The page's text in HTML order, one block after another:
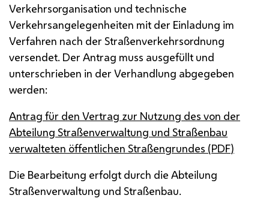
Verkehrsorganisation und technische
Verkehrsangelegenheiten mit der Einladung im
Verfahren nach der Straßenverkehrsordnung
versendet. Der Antrag muss ausgefüllt und
unterschrieben in der Verhandlung abgegeben
werden:
Antrag für den Vertrag zur Nutzung des von der
Abteilung Straßenverwaltung und Straßenbau
verwalteten öffentlichen Straßengrundes (PDF)
Die Bearbeitung erfolgt durch die Abteilung
Straßenverwaltung und Straßenbau.